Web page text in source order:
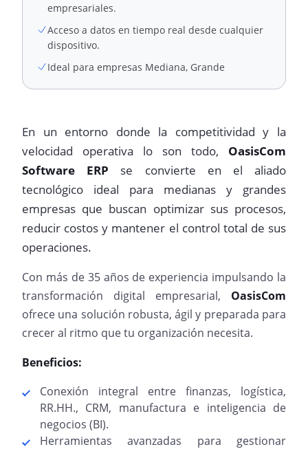
empresariales.
Acceso a datos en tiempo real desde cualquier
dispositivo.
Ideal para empresas Mediana, Grande
En un entorno donde la competitividad y la
velocidad operativa lo son todo, OasisCom
Software ERP se convierte en el aliado
tecnológico ideal para medianas y grandes
empresas que buscan optimizar sus procesos,
reducir costos y mantener el control total de sus
operaciones.
Con más de 35 años de experiencia impulsando la
transformación digital empresarial, OasisCom
ofrece una solución robusta, ágil y preparada para
crecer al ritmo que tu organización necesita.
Beneficios:
Conexión integral entre finanzas, logística,
RR.HH., CRM, manufactura e inteligencia de
negocios (BI).
Herramientas avanzadas para gestionar